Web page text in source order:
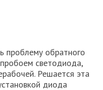
проблему обратного
светодиода,
Решается эта
диода